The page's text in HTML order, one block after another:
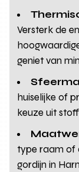
Versterk de
geniet van
huiselijke of
keuze uit
type raam of
gordijn in